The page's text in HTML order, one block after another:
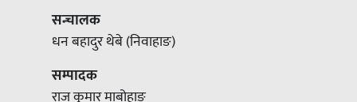
सन्चालक
धन बहादुर थेबे (निवाहाङ)
सम्पादक